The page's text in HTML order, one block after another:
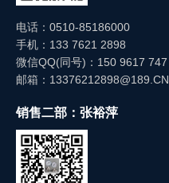
电话：0510-85186000
手机：133 7621 2898
微信QQ(同号)：150 9617 747
邮箱：13376212898@189.CN
销售二部：张裕萍